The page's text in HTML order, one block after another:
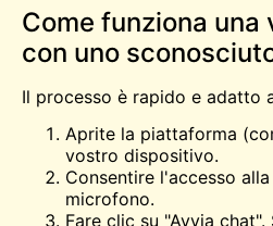
Come funziona una
con uno
Il processo è rapido e adatto
Aprite la piattaforma
vostro dispositivo.
Consentire l'accesso
microfono.
Fare clic su "Avvia chat".